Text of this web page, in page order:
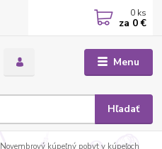
Menu
Hľadať
0 ks
za 0 €
Novembrový kúpeľný pobyt v kúpeľoch